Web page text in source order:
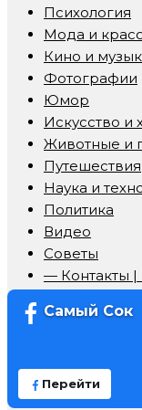
Психология
Мода и
Кино и
Фотографии
Юмор
Искусство и
Животные и
Путешествия
Наука и
Политика
Видео
Советы
— Контакты |
Самый Сок
Перейти